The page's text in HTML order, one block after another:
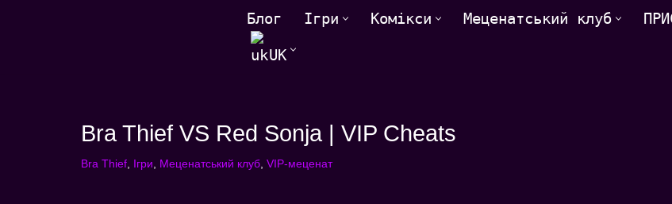
Блог Ігри Комікси Меценатський клуб
UK
Bra Thief VS Red Sonja | VIP Cheats
Bra Thief Ігри Меценатський клуб VIP-меценат